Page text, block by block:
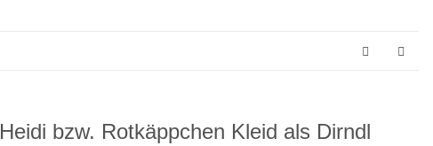
Heidi bzw. Rotkäppchen Kleid als Dirndl